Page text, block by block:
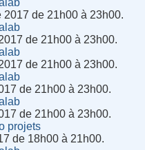
2017 de 21h00 à 23h00.
de 21h00 à 23h00.
de 21h00 à 23h00.
de 21h00 à 23h00.
de 21h00 à 23h00.
projets
de 18h00 à 21h00.